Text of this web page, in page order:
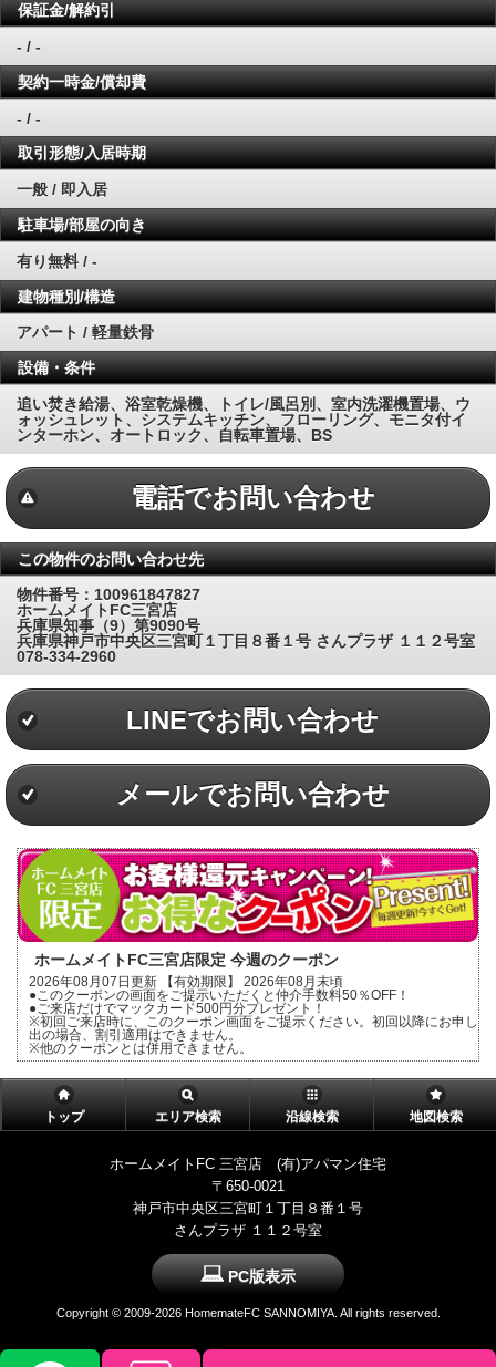
保証金/解約引
- / -
契約一時金/償却費
- / -
取引形態/入居時期
一般 / 即入居
駐車場/部屋の向き
有り無料 / -
建物種別/構造
アパート / 軽量鉄骨
設備・条件
追い焚き給湯、浴室乾燥機、トイレ/風呂別、室内洗濯機置場、ウ
ォッシュレット、システムキッチン、フローリング、モニタ付イ
ンターホン、オートロック、自転車置場、BS
電話でお問い合わせ
この物件のお問い合わせ先
物件番号：100961847827
ホームメイトFC三宮店
兵庫県知事（9）第9090号
兵庫県神戸市中央区三宮町１丁目８番１号 さんプラザ １１２号室
078-334-2960
LINEでお問い合わせ
メールでお問い合わせ
ホームメイトFC三宮店限定 今週のクーポン
2026年08月07日更新 【有効期限】 2026年08月末頃
●このクーポンの画面をご提示いただくと仲介手数料50％OFF！
●ご来店だけでマックカード500円分プレゼント！
※初回ご来店時に、このクーポン画面をご提示ください。初回以降にお申し
出の場合、割引適用はできません。
※他のクーポンとは併用できません。
トップ エリア検索 沿線検索 地図検索
ホームメイトFC 三宮店 (有)アパマン住宅
〒650-0021
神戸市中央区三宮町１丁目８番１号
さんプラザ １１２号室
PC版表示
Copyright © 2009-2026 HomemateFC SANNOMIYA. All rights reserved.